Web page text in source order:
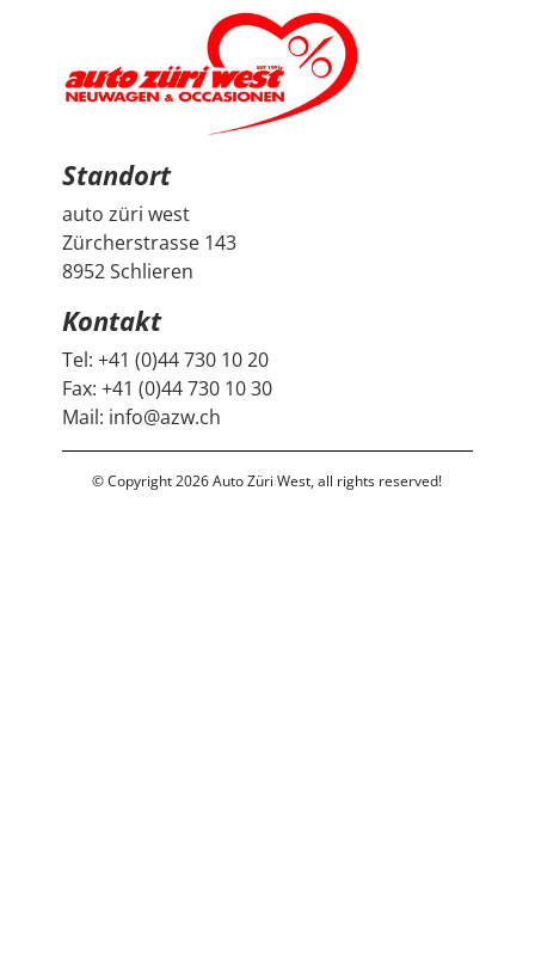
Standort
auto züri west
Zürcherstrasse 143
8952 Schlieren
Kontakt
Tel:+41 (0)44 730 10 20
Fax:+41 (0)44 730 10 30
Mail: info@azw.ch
© Copyright 2026 Auto Züri West, all rights reserved!